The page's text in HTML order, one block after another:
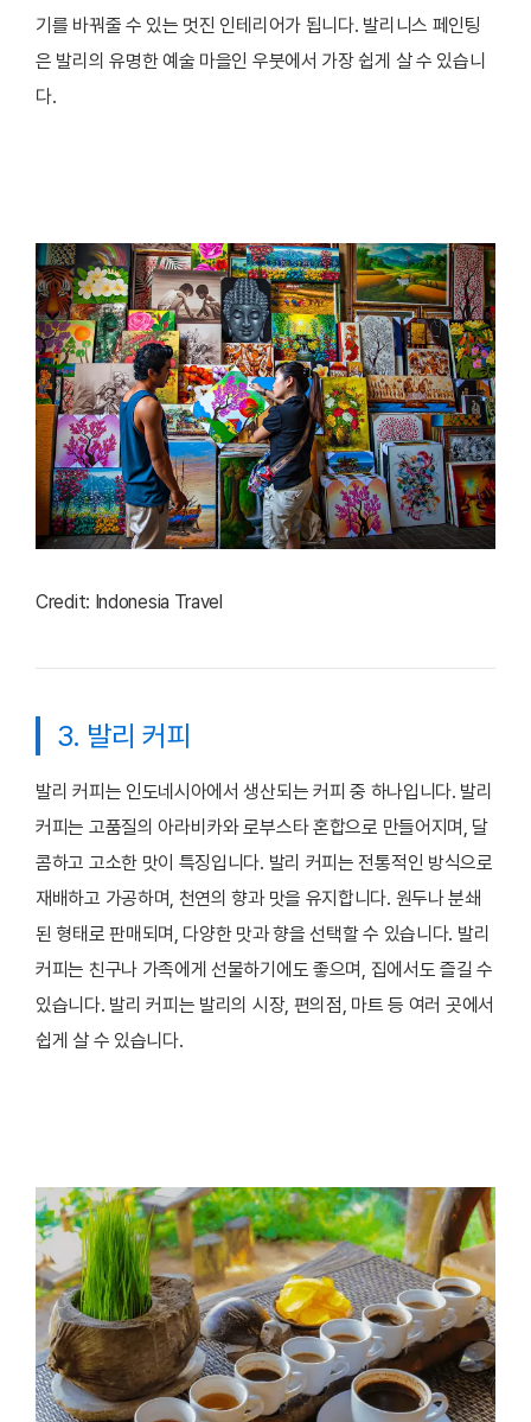
기를 바꿔줄 수 있는 멋진 인테리어가 됩니다. 발리니스 페인팅
은 발리의 유명한 예술 마을인 우붓에서 가장 쉽게 살 수 있습니
다.
Credit: Indonesia Travel
3. 발리 커피
발리 커피는 인도네시아에서 생산되는 커피 중 하나입니다. 발리
커피는 고품질의 아라비카와 로부스타 혼합으로 만들어지며, 달
콤하고 고소한 맛이 특징입니다. 발리 커피는 전통적인 방식으로
재배하고 가공하며, 천연의 향과 맛을 유지합니다. 원두나 분쇄
된 형태로 판매되며, 다양한 맛과 향을 선택할 수 있습니다. 발리
커피는 친구나 가족에게 선물하기에도 좋으며, 집에서도 즐길 수
있습니다. 발리 커피는 발리의 시장, 편의점, 마트 등 여러 곳에서
쉽게 살 수 있습니다.